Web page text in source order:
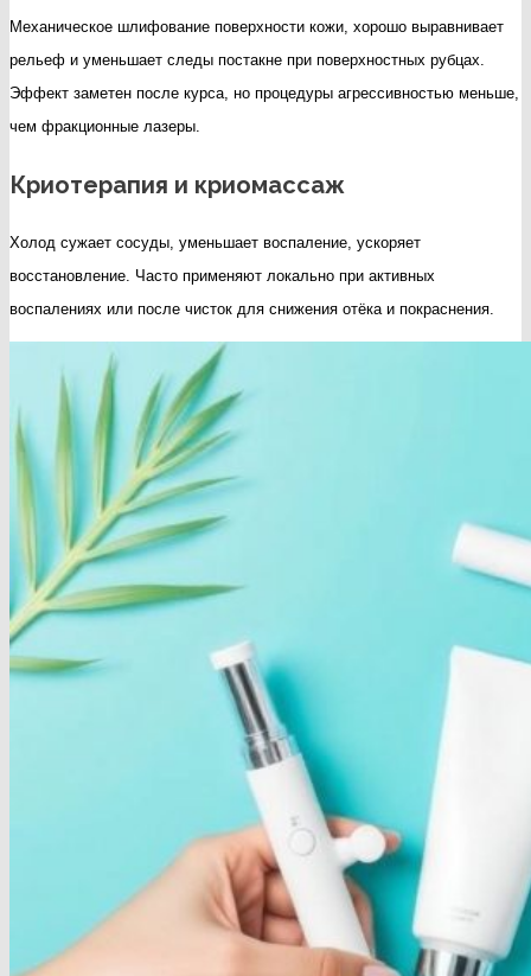
Механическое шлифование поверхности кожи, хорошо выравнивает
рельеф и уменьшает следы постакне при поверхностных рубцах.
Эффект заметен после курса, но процедуры агрессивностью меньше,
чем фракционные лазеры.
Криотерапия и криомассаж
Холод сужает сосуды, уменьшает воспаление, ускоряет
восстановление. Часто применяют локально при активных
воспалениях или после чисток для снижения отёка и покраснения.